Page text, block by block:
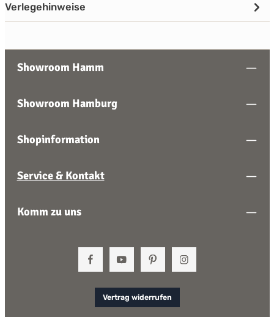
Verlegehinweise
Showroom Hamm
Showroom Hamburg
Shopinformation
Service & Kontakt
Komm zu uns
Vertrag widerrufen